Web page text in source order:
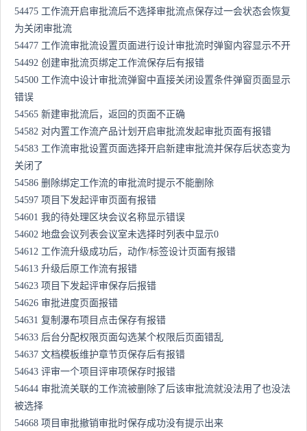
54475 工作流开启审批流后不选择审批流点保存过一会状态会恢复
为关闭审批流
54477 工作流审批流设置页面进行设计审批流时弹窗内容显示不开
54492 创建审批流页绑定工作流保存后有报错
54500 工作流中设计审批流弹窗中直接关闭设置条件弹窗页面显示
错误
54565 新建审批流后，返回的页面不正确
54582 对内置工作流产品计划开启审批流发起审批页面有报错
54583 工作流审批设置页面选择开启新建审批流并保存后状态变为
关闭了
54586 删除绑定工作流的审批流时提示不能删除
54597 项目下发起评审页面有报错
54601 我的待处理区块会议名称显示错误
54602 地盘会议列表会议室未选择时列表中显示0
54612 工作流升级成功后，动作/标签设计页面有报错
54613 升级后原工作流有报错
54623 项目下发起评审保存后报错
54626 审批进度页面报错
54631 复制瀑布项目点击保存有报错
54633 后台分配权限页面勾选某个权限后页面错乱
54637 文档模板维护章节页保存后有报错
54643 评审一个项目评审项保存时报错
54644 审批流关联的工作流被删除了后该审批流就没法用了也没法
被选择
54668 项目审批撤销审批时保存成功没有提示出来